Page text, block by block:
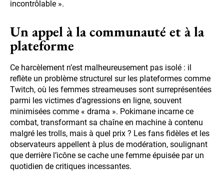
incontrôlable ».
Un appel à la communauté et à la
plateforme
Ce harcèlement n’est malheureusement pas isolé : il
reflète un problème structurel sur les plateformes comme
Twitch, où les femmes streameuses sont surreprésentées
parmi les victimes d’agressions en ligne, souvent
minimisées comme « drama ». Pokimane incarne ce
combat, transformant sa chaîne en machine à contenu
malgré les trolls, mais à quel prix ? Les fans fidèles et les
observateurs appellent à plus de modération, soulignant
que derrière l’icône se cache une femme épuisée par un
quotidien de critiques incessantes.